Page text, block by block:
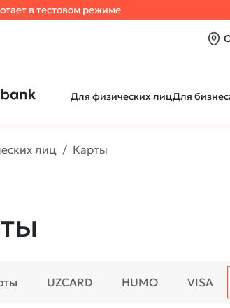
в тестовом режиме
Для физических лицДля
лиц Карты
UZCARD HUMO VISA